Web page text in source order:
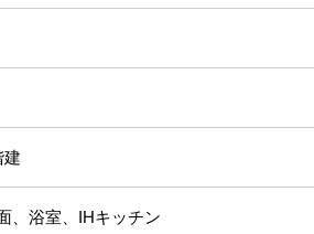
建
、浴室、IHキッチン